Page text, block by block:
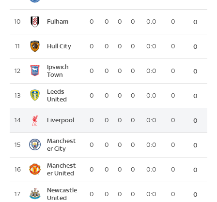
10 Fulham 0 0 0 0 0:0 0 0
11 Hull City 0 0 0 0 0:0 0 0
12
Ipswich
Town
0 0 0 0 0:0 0 0
13
Leeds
United
0 0 0 0 0:0 0 0
14 Liverpool 0 0 0 0 0:0 0 0
15
Manchest
er City
0 0 0 0 0:0 0 0
16
Manchest
er United
0 0 0 0 0:0 0 0
17
Newcastle
United
0 0 0 0 0:0 0 0